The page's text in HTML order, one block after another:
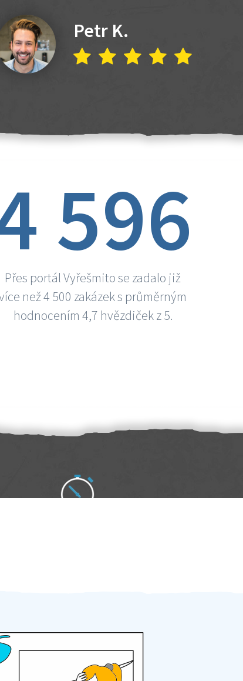
Petr K.
596
Přes portál Vyřešmito se zadalo již
než 4 500 zakázek s průměrným
hodnocením 4,7 hvězdiček z 5.